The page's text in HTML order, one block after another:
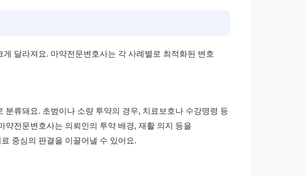
달라져요. 마약전문변호사는 각 사례별로 최적화된 변호
분류돼요. 초범이나 소량 투약의 경우, 치료보호나 수강명령 등
약전문변호사는 의뢰인의 투약 배경, 재활 의지 등을
중심의 판결을 이끌어낼 수 있어요.